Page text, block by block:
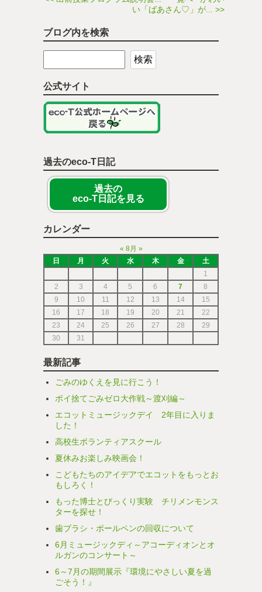
い「ばあさん♡」が... >>
ブログ内を検索
公式サイト
過去のeco-T日記
過去の
eco-T日記を見る
カレンダー
« 8月 »
日
月 火 水 木 金
土
1
2
3 4 5 6 7
8
9
10 11 12 13 14
15
16
17 18 19 20 21
22
23
24 25 26 27 28
29
30
31
最新記事
ごみのゆくえを見に行こう！
ポイ捨てごみゼロ大作戦～渡刈編～
エコットミュージックデイ 2年目に入りま
した！
高校生ボランティアスクール
夏休みお楽しみ映画会！
こどもたちのアイデアでエコットをもっとお
もしろく！
もった博士とびっくり実験 チリメンモンス
ターを探せ！
歯ブラシ・ボールペンの回収について
6月ミュージックディ～アコーディオンとオ
ルガンのコンサート～
6～7月の期間展示『環境にやさしい夏を過
ごそう！』